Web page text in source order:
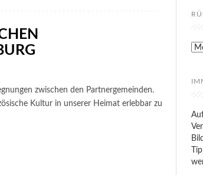
zwischen den Partnergemeinden.
Kultur in unserer Heimat erlebbar zu